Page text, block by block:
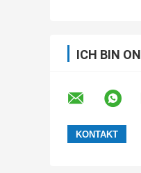
ICH BIN